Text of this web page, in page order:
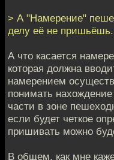
> А "Намерение"
делу её не пришьёшь.
А что касается
которая должна
намерением
понимать
части в зоне
если будет четкое
пришивать можно
В общем, как мне